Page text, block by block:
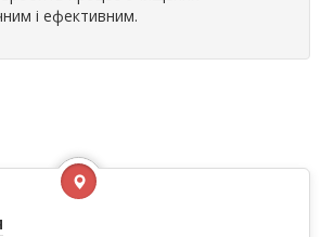
і ефективним.